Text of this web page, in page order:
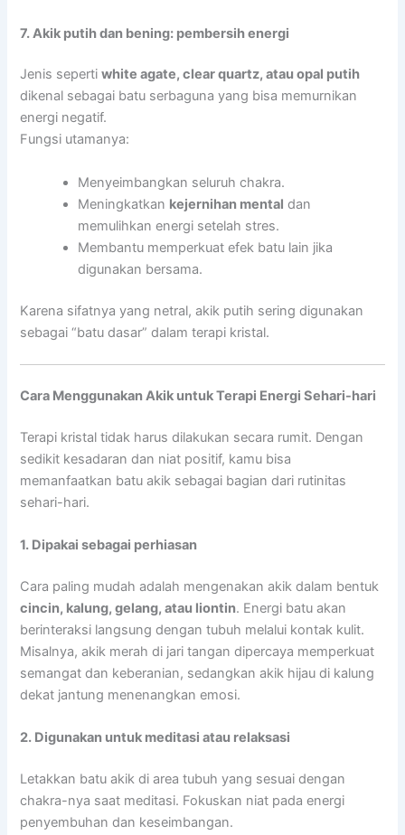
7. Akik putih dan bening: pembersih energi
Jenis sepertiwhite agate, clear quartz, atau opal putih
dikenal sebagai batu serbaguna yang bisa memurnikan
energi negatif.
Fungsi utamanya:
Menyeimbangkan seluruh chakra.
Meningkatkan kejernihan mental dan
memulihkan energi setelah stres.
Membantu memperkuat efek batu lain jika
digunakan bersama.
Karena sifatnya yang netral, akik putih sering digunakan
sebagai “batu dasar” dalam terapi kristal.
Cara Menggunakan Akik untuk Terapi Energi Sehari-hari
Terapi kristal tidak harus dilakukan secara rumit. Dengan
sedikit kesadaran dan niat positif, kamu bisa
memanfaatkan batu akik sebagai bagian dari rutinitas
sehari-hari.
1. Dipakai sebagai perhiasan
Cara paling mudah adalah mengenakan akik dalam bentuk
cincin, kalung, gelang, atau liontin. Energi batu akan
berinteraksi langsung dengan tubuh melalui kontak kulit.
Misalnya, akik merah di jari tangan dipercaya memperkuat
semangat dan keberanian, sedangkan akik hijau di kalung
dekat jantung menenangkan emosi.
2. Digunakan untuk meditasi atau relaksasi
Letakkan batu akik di area tubuh yang sesuai dengan
chakra-nya saat meditasi. Fokuskan niat pada energi
penyembuhan dan keseimbangan.